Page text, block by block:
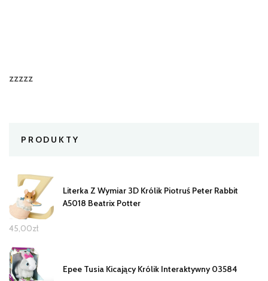
zzzzz
PRODUKTY
Literka Z Wymiar 3D Królik Piotruś Peter Rabbit
A5018 Beatrix Potter
45,00zł
Epee Tusia Kicający Królik Interaktywny 03584